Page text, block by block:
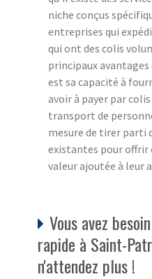
niche conçus
entreprises qui
qui ont des colis
principaux avantages
est sa capacité à
avoir à payer par
transport de
mesure de tirer parti
existantes pour offrir
valeur ajoutée à leur
Vous avez
rapide à Saint-
n'attendez plus !